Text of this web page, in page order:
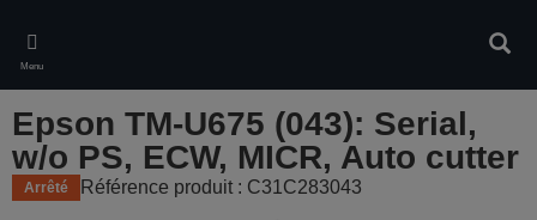
main
content
Menu
Epson TM-U675 (043): Serial,
w/o PS, ECW, MICR, Auto cutter
Arrêté Référence produit : C31C283043